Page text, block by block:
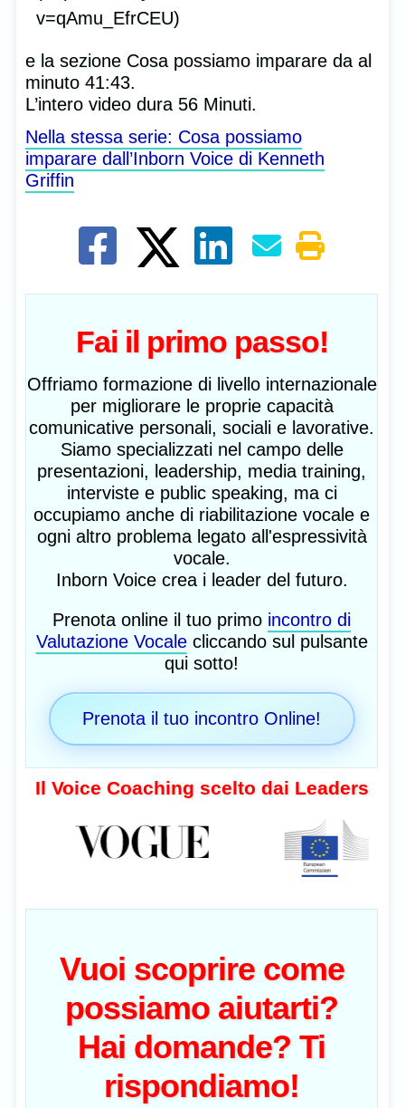
v=qAmu_EfrCEU)
e la sezione Cosa possiamo imparare da al
minuto 41:43.
L’intero video dura 56 Minuti.
Nella stessa serie: Cosa possiamo
imparare dall’Inborn Voice di Kenneth
Griffin
Fai il primo passo!
Offriamo formazione di livello internazionale
per migliorare le proprie capacità
comunicative personali, sociali e lavorative.
Siamo specializzati nel campo delle
presentazioni, leadership, media training,
interviste e public speaking, ma ci
occupiamo anche di riabilitazione vocale e
ogni altro problema legato all'espressività
vocale.
Inborn Voice crea i leader del futuro.
Prenota online il tuo primo incontro di
Valutazione Vocalecliccando sul pulsante
qui sotto!
Prenota il tuo incontro Online!
Il Voice Coaching scelto dai Leaders
Vuoi scoprire come
possiamo aiutarti?
Hai domande? Ti
rispondiamo!